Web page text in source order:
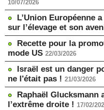
10/07/2026
L’Union Européenne
sur l’élevage et son
Recette pour la
mode US 22/03/2026
Israël est un danger
ne l'était pas ! 21/03/2026
Raphaël Glucksmann
l’extrême droite ! 17/02/